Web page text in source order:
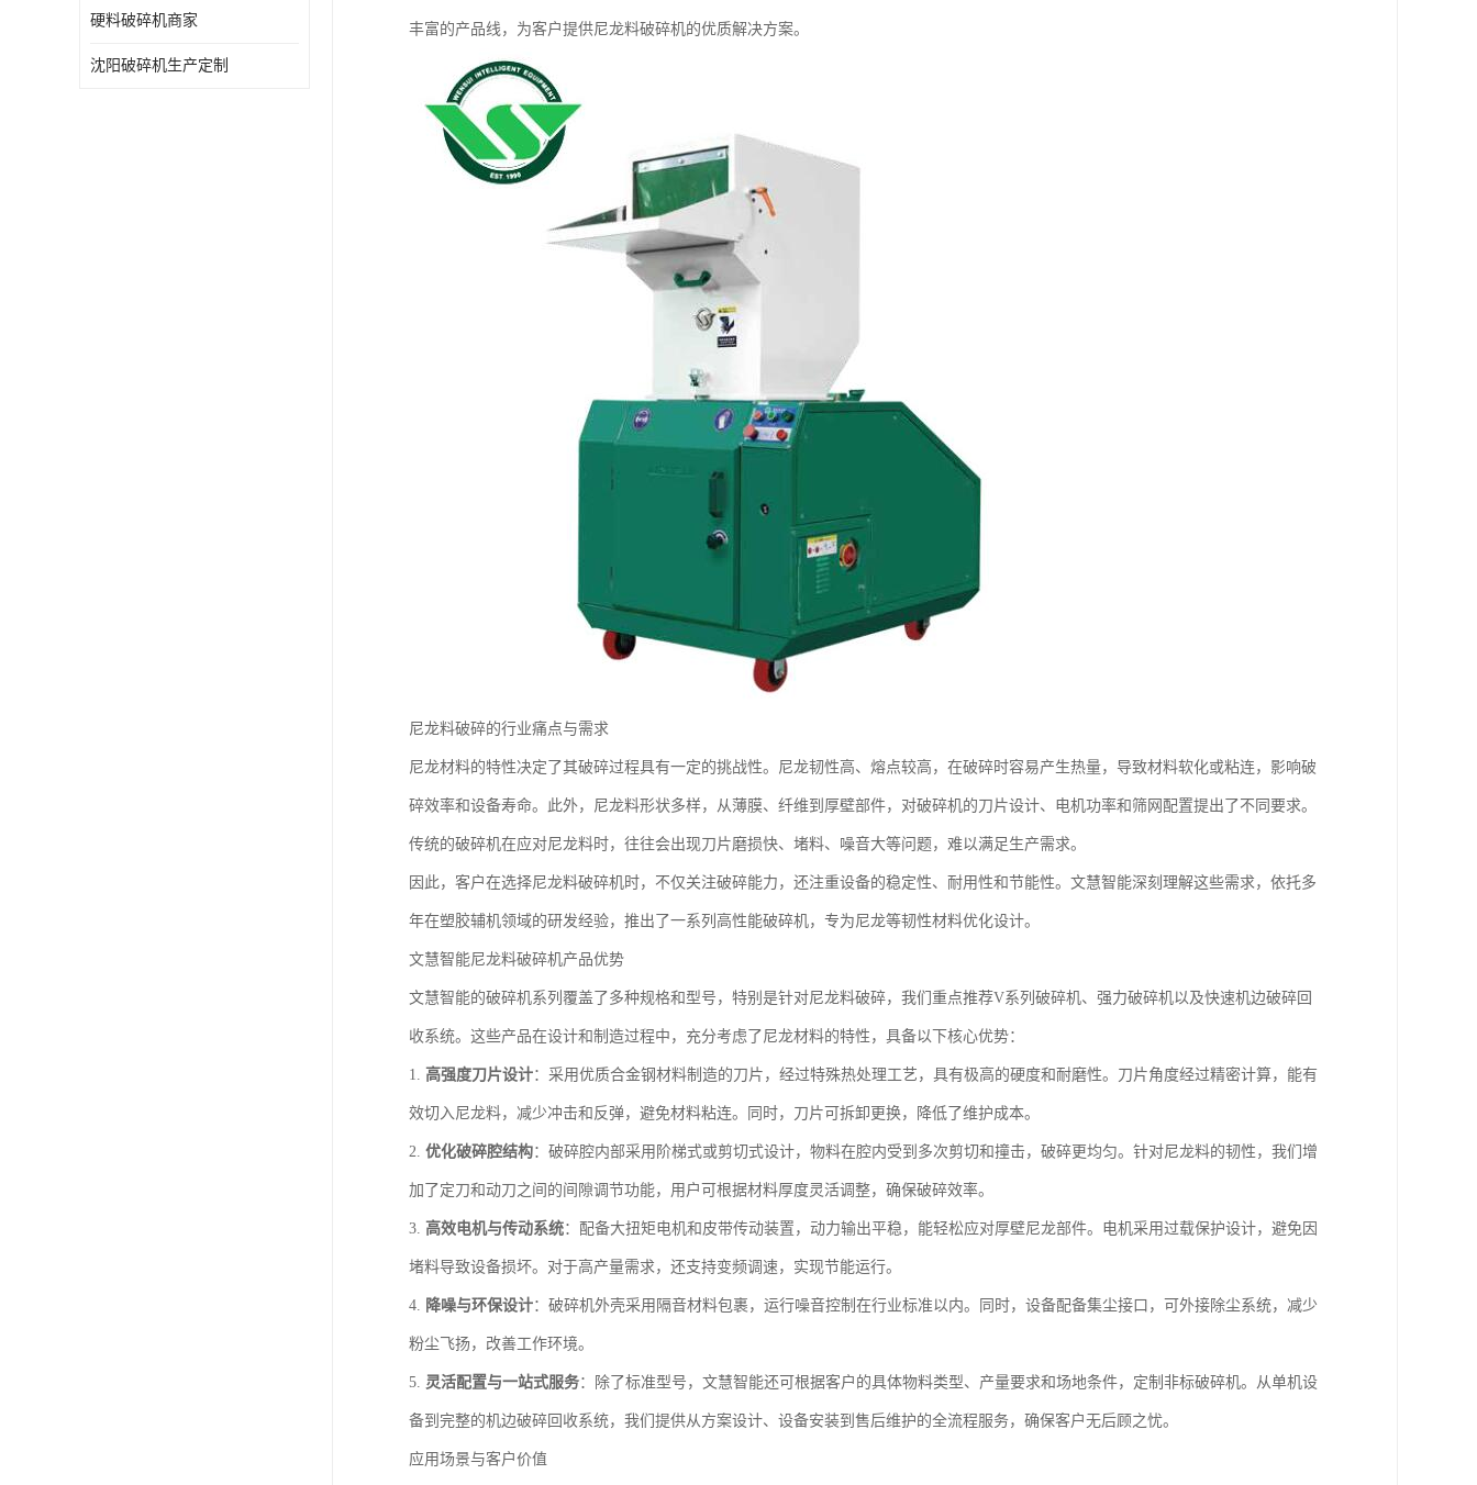
硬料破碎机商家
沈阳破碎机生产定制
丰富的产品线，为客户提供尼龙料破碎机的优质解决方案。
尼龙料破碎的行业痛点与需求
尼龙材料的特性决定了其破碎过程具有一定的挑战性。尼龙韧性高、熔点较高，在破碎时容易产生热量，导致材料软化或粘连，影响破
碎效率和设备寿命。此外，尼龙料形状多样，从薄膜、纤维到厚壁部件，对破碎机的刀片设计、电机功率和筛网配置提出了不同要求。
传统的破碎机在应对尼龙料时，往往会出现刀片磨损快、堵料、噪音大等问题，难以满足生产需求。
因此，客户在选择尼龙料破碎机时，不仅关注破碎能力，还注重设备的稳定性、耐用性和节能性。文慧智能深刻理解这些需求，依托多
年在塑胶辅机领域的研发经验，推出了一系列高性能破碎机，专为尼龙等韧性材料优化设计。
文慧智能尼龙料破碎机产品优势
文慧智能的破碎机系列覆盖了多种规格和型号，特别是针对尼龙料破碎，我们重点推荐V系列破碎机、强力破碎机以及快速机边破碎回
收系统。这些产品在设计和制造过程中，充分考虑了尼龙材料的特性，具备以下核心优势：
1. 高强度刀片设计：采用优质合金钢材料制造的刀片，经过特殊热处理工艺，具有极高的硬度和耐磨性。刀片角度经过精密计算，能有
效切入尼龙料，减少冲击和反弹，避免材料粘连。同时，刀片可拆卸更换，降低了维护成本。
2. 优化破碎腔结构：破碎腔内部采用阶梯式或剪切式设计，物料在腔内受到多次剪切和撞击，破碎更均匀。针对尼龙料的韧性，我们增
加了定刀和动刀之间的间隙调节功能，用户可根据材料厚度灵活调整，确保破碎效率。
3. 高效电机与传动系统：配备大扭矩电机和皮带传动装置，动力输出平稳，能轻松应对厚壁尼龙部件。电机采用过载保护设计，避免因
堵料导致设备损坏。对于高产量需求，还支持变频调速，实现节能运行。
4. 降噪与环保设计：破碎机外壳采用隔音材料包裹，运行噪音控制在行业标准以内。同时，设备配备集尘接口，可外接除尘系统，减少
粉尘飞扬，改善工作环境。
5. 灵活配置与一站式服务：除了标准型号，文慧智能还可根据客户的具体物料类型、产量要求和场地条件，定制非标破碎机。从单机设
备到完整的机边破碎回收系统，我们提供从方案设计、设备安装到售后维护的全流程服务，确保客户无后顾之忧。
应用场景与客户价值